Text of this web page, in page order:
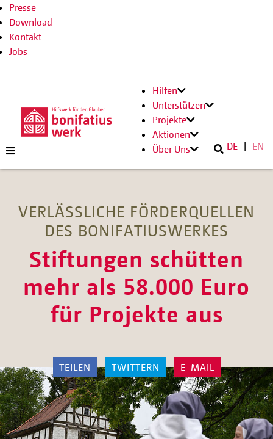
Presse
Download
Kontakt
Jobs
Hilfen
Unterstützen
Projekte
Aktionen
Über Uns
DE EN
VERLÄSSLICHE FÖRDERQUELLEN
DES BONIFATIUSWERKES
Stiftungen schütten
mehr als 58.000 Euro
für Projekte aus
TEILEN TWITTERN E-MAIL